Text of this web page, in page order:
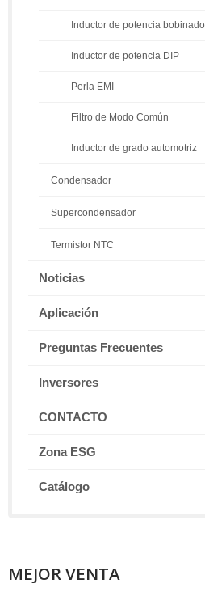
Inductor de potencia bobinado
Inductor de potencia DIP
Perla EMI
Filtro de Modo Común
Inductor de grado automotriz
Condensador
Supercondensador
Termistor NTC
Noticias
Aplicación
Preguntas Frecuentes
Inversores
CONTACTO
Zona ESG
Catálogo
MEJOR VENTA